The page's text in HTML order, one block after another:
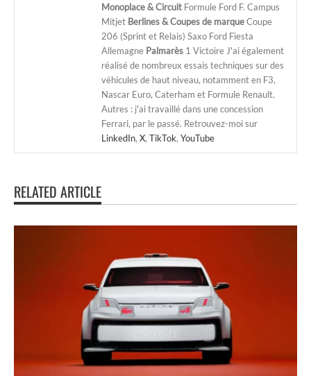
Monoplace & Circuit Formule Ford F. Campus
Mitjet Berlines & Coupes de marqueCoupe
206 (Sprint et Relais) Saxo Ford Fiesta
Allemagne Palmarès 1 Victoire J'ai également
réalisé de nombreux essais techniques sur des
véhicules de haut niveau, notamment en F3,
Nascar Euro, Caterham et Formule Renault.
Autres : j'ai travaillé dans une concession
Ferrari, par le passé. Retrouvez-moi sur
LinkedIn, X, TikTok, YouTube
RELATED ARTICLE